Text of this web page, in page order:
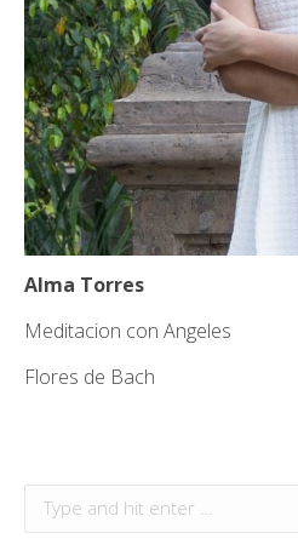
Alma Torres
Meditacion con Angeles
Flores de Bach
Search: